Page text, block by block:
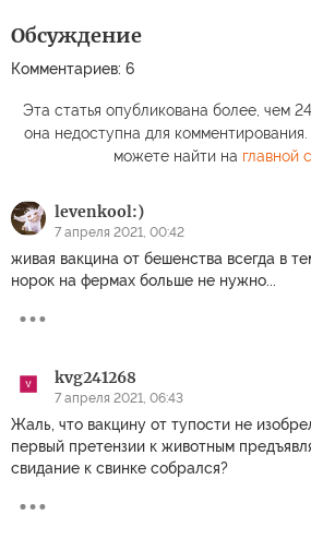
Обсуждение
Комментариев: 6
Эта статья опубликована более, чем
она недоступна для
можете найти на главной
levenkool:)
7 апреля 2021, 00:42
живая вакцина от бешенства всегда в
норок на фермах больше не нужно...
kvg241268
7 апреля 2021, 06:43
Жаль, что вакцину от тупости не
первый претензии к животным
свидание к свинке собрался?